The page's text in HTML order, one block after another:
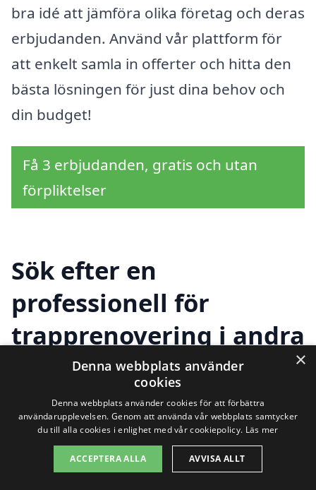
bra idé att jämföra olika företag och deras
erbjudanden. Använd vår plattform för
att enkelt samla in offerter och hitta den
bästa lösningen för just dina behov och
din budget!
Få 3 erbjudanden, gratis och utan
förpliktelser
Sök efter en
professionell för
trapprenovering i andra
städer nära
Smedjebacken
Att renovera dina trappar är en viktig
×
Denna webbplats använder
cookies
Denna webbplats använder cookies för att förbättra
användarupplevelsen. Genom att använda vår webbplats samtycker
du till alla cookies i enlighet med vår cookiepolicy. Läs mer
ACCEPTERA ALLA AVVISA ALLT